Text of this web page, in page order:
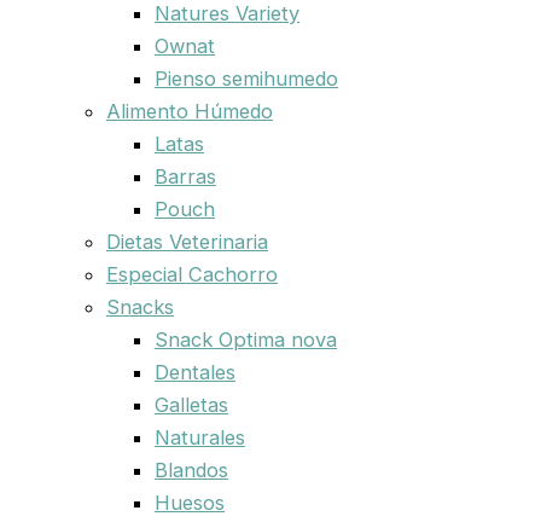
Natures Variety
Ownat
Pienso semihumedo
Alimento Húmedo
Latas
Barras
Pouch
Dietas Veterinaria
Especial Cachorro
Snacks
Snack Optima nova
Dentales
Galletas
Naturales
Blandos
Huesos